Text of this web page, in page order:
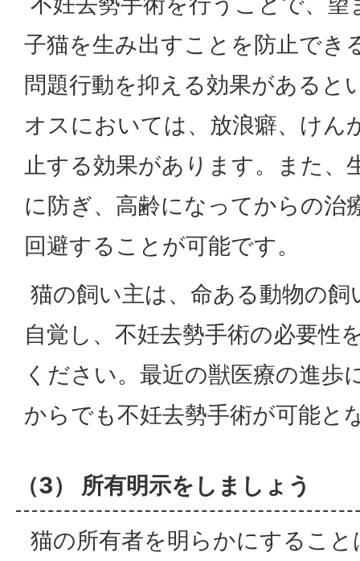
子猫を生み出すことを防止でき
問題行動を抑える効果があると
オスにおいては、放浪癖、けん
止する効果があります。また、
に防ぎ、高齢になってからの治
回避することが可能です。
猫の飼い主は、命ある動物の
自覚し、不妊去勢手術の必要性
ください。最近の獣医療の進歩
からでも不妊去勢手術が可能と
（3） 所有明示をしましょう
猫の所有者を明らかにするこ